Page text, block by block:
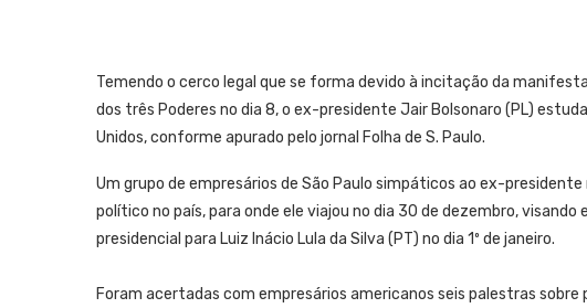
Temendo o cerco legal que se forma devido à incitação da
dos três Poderes no dia 8, o ex-presidente Jair Bolsonaro (PL)
Unidos, conforme apurado pelo jornal Folha de S. Paulo.
Um grupo de empresários de São Paulo simpáticos ao ex-
político no país, para onde ele viajou no dia 30 de dezembro,
presidencial para Luiz Inácio Lula da Silva (PT) no dia 1º de janeiro.
Foram acertadas com empresários americanos seis palestras sobre